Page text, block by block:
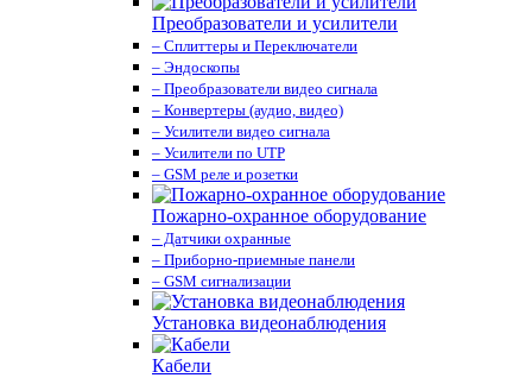
Преобразователи и усилители
– Сплиттеры и Переключатели
– Эндоскопы
– Преобразователи видео сигнала
– Конвертеры (аудио, видео)
– Усилители видео сигнала
– Усилители по UTP
– GSM реле и розетки
Пожарно-охранное оборудование
– Датчики охранные
– Приборно-приемные панели
– GSM сигнализации
Установка видеонаблюдения
Кабели